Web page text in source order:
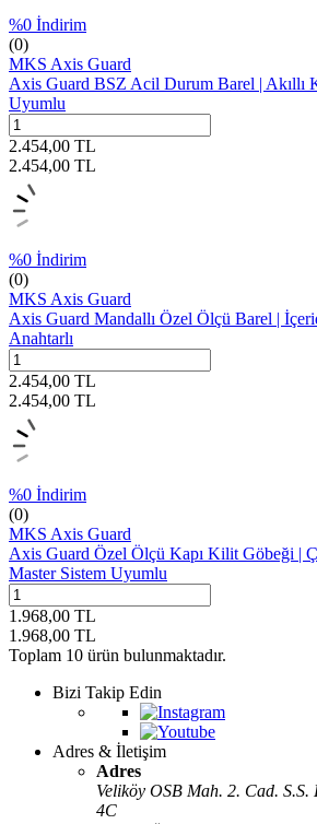
%0 İndirim
(0)
MKS Axis Guard
Axis Guard BSZ Acil Durum Barel |
Uyumlu
2.454,00 TL
2.454,00 TL
%0 İndirim
(0)
MKS Axis Guard
Axis Guard Mandallı Özel Ölçü Barel |
Anahtarlı
2.454,00 TL
2.454,00 TL
%0 İndirim
(0)
MKS Axis Guard
Axis Guard Özel Ölçü Kapı Kilit Göbeği |
Master Sistem Uyumlu
1.968,00 TL
1.968,00 TL
Toplam 10 ürün bulunmaktadır.
Bizi Takip Edin
Adres & İletişim
Adres
Veliköy OSB Mah. 2. Cad.
4C